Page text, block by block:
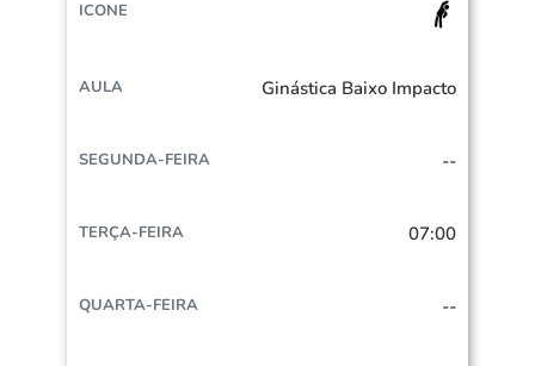
Ginástica Baixo Impacto
--
07:00
--